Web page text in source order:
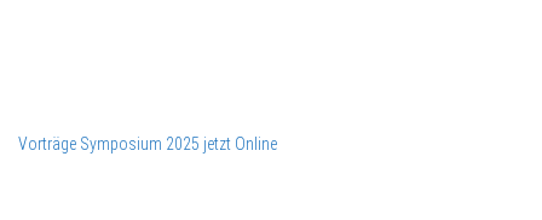
Vorträge Symposium 2025 jetzt Online